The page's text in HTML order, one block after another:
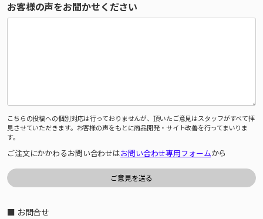
お客様の声をお聞かせください
こちらの投稿への個別対応は行っておりませんが、頂いたご意見はスタッフがすべて拝
見させていただきます。お客様の声をもとに商品開発・サイト改善を行ってまいりま
す。
ご注文にかかわるお問い合わせはお問い合わせ専用フォームから
■ お問合せ